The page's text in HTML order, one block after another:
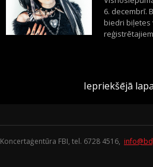
6. decembrī.
biedri biļetes
Iepriekšējā
Koncertaģentūra FBI, tel. 6728 4516,